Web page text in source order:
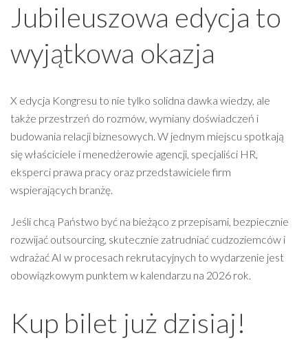
Jubileuszowa edycja to
wyjątkowa okazja
X edycja Kongresu to nie tylko solidna dawka wiedzy, ale
także przestrzeń do rozmów, wymiany doświadczeń i
budowania relacji biznesowych. W jednym miejscu spotkają
się właściciele i menedżerowie agencji, specjaliści HR,
eksperci prawa pracy oraz przedstawiciele firm
wspierających branżę.
Jeśli chcą Państwo być na bieżąco z przepisami, bezpiecznie
rozwijać outsourcing, skutecznie zatrudniać cudzoziemców i
wdrażać AI w procesach rekrutacyjnych to wydarzenie jest
obowiązkowym punktem w kalendarzu na 2026 rok.
Kup bilet już dzisiaj!